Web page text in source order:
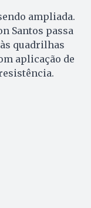
ampliada.
Santos passa
quadrilhas
aplicação de